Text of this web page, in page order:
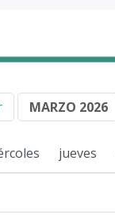
MARZO 2026
jueves